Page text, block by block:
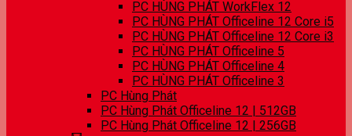
PC HÙNG PHÁT WorkFlex 12
PC HÙNG PHÁT Officeline 12 Core i5
PC HÙNG PHÁT Officeline 12 Core i3
PC HÙNG PHÁT Officeline 5
PC HÙNG PHÁT Officeline 4
PC HÙNG PHÁT Officeline 3
PC Hùng Phát
PC Hùng Phát Officeline 12 | 512GB
PC Hùng Phát Officeline 12 | 256GB